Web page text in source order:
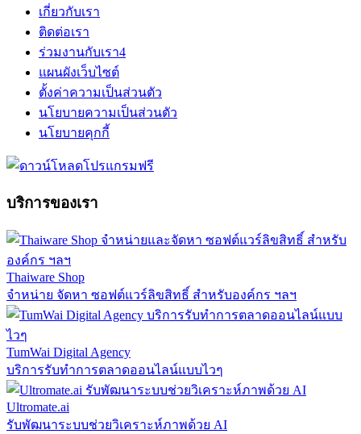
เกี่ยวกับเรา
ติดต่อเรา
ร่วมงานกับเรา4
แผนผังเว็บไซต์
ตั้งค่าความเป็นส่วนตัว
นโยบายความเป็นส่วนตัว
นโยบายคุกกี้
บริการของเรา
Thaiware Shop
จำหน่าย จัดหา ซอฟต์แวร์ลิขสิทธิ์ สำหรับองค์กร ฯลฯ
TumWai Digital Agency
บริการรับทำการตลาดออนไลน์แบบไวๆ
Ultromate.ai
รับพัฒนาระบบช่วยวิเคราะห์ภาพด้วย AI